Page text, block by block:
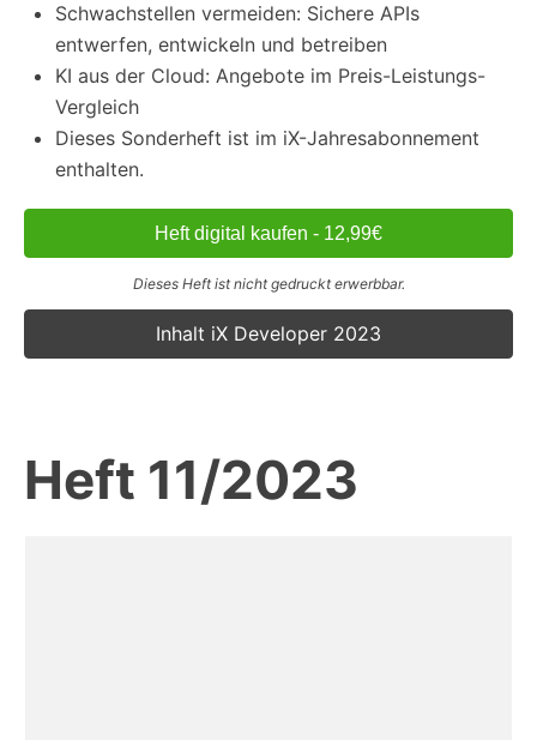
Schwachstellen vermeiden: Sichere APIs
entwerfen, entwickeln und betreiben
KI aus der Cloud: Angebote im Preis-Leistungs-
Vergleich
Dieses Sonderheft ist im iX-Jahresabonnement
enthalten.
Heft digital kaufen - 12,99€
Dieses Heft ist nicht gedruckt erwerbbar.
Inhalt iX Developer 2023
Heft 11/2023